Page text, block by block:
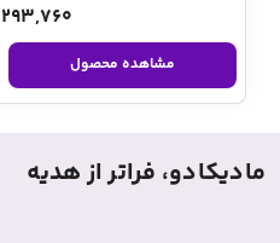
293,760تومان
مشاهده محصول
مادیکادو، فراتر از هدیه